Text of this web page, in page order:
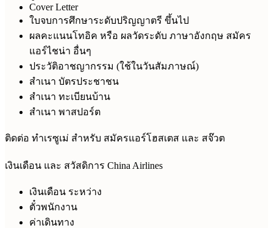
Cover Letter
ใบจบการศึกษาระดับปริญญาตรี ขึ้นไป
ผลคะแนนโทอิค หรือ ผลวัดระดับ ภาษาอังกฤษ สมัคร
แอร์ไชน่า อื่นๆ
ประวัติอาชญากรรม (ใช้ในวันสัมภาษณ์)
สำเนา บัตรประชาชน
สำเนา ทะเบียนบ้าน
สำเนา พาสปอร์ต
ติดต่อ ทำเรซูเม่ สำหรับ สมัครแอร์โฮสเตส และ สจ๊วต
เงินเดือน และ สวัสดิการ China Airlines
เงินเดือน ระหว่าง
ตั๋วพนักงาน
ค่าเดินทาง